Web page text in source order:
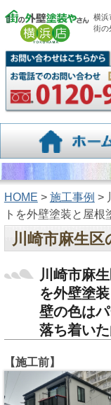
横浜
街の
HOME > 施工事例 >
トを外壁塗装と屋
川崎市麻生区
川崎市麻
を外壁塗
壁の色は
落ち着い
【施工前】